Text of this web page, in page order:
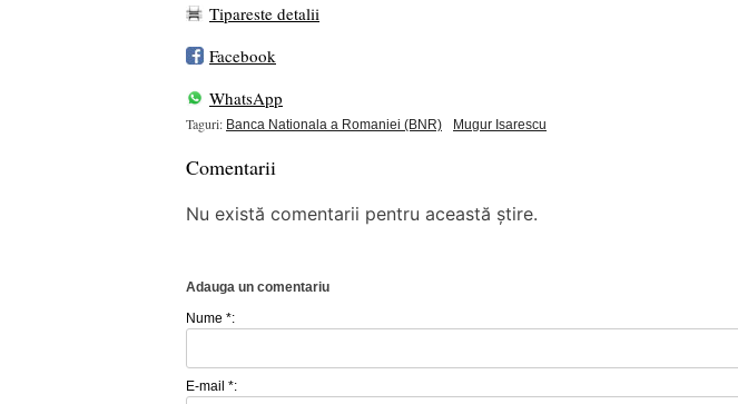
Tipareste detalii
Facebook
WhatsApp
Taguri: Banca Nationala a Romaniei (BNR) Mugur Isarescu
Comentarii
Nu există comentarii pentru această știre.
Adauga un comentariu
Nume *:
E-mail *: